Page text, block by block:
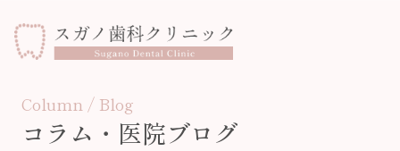
ホーム
Column / Blog
コラム・医院ブログ